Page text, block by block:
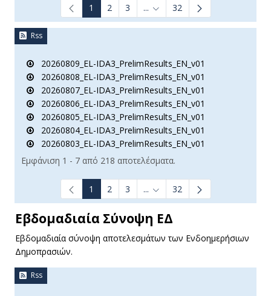
1 2 3 ... Ενδιάμεσες σελίδες Use
32
Rss
20260809_EL-IDA3_PrelimResults_EN_v01
20260808_EL-IDA3_PrelimResults_EN_v01
20260807_EL-IDA3_PrelimResults_EN_v01
20260806_EL-IDA3_PrelimResults_EN_v01
20260805_EL-IDA3_PrelimResults_EN_v01
20260804_EL-IDA3_PrelimResults_EN_v01
20260803_EL-IDA3_PrelimResults_EN_v01
Εμφάνιση 1 - 7 από 218 αποτελέσματα.
1 2 3 ... Ενδιάμεσες σελίδες Use
32
Εβδομαδιαία Σύνοψη ΕΔ
Εβδομαδιαία σύνοψη αποτελεσμάτων των Ενδοημερήσιων
Δημοπρασιών.
Rss